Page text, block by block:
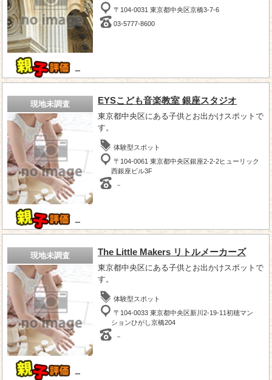
－
〒104-0031 東京都中央区京橋3-7-6
03-5777-8600
現地未調査
－
EYSこども音楽教室 銀座スタジオ
東京都中央区にある子供とお出かけスポットで
す。
体験型スポット
〒104-0061 東京都中央区銀座2-2-2ヒューリック
西銀座ビル3F
－
現地未調査
－
The Little Makers リトルメーカーズ
東京都中央区にある子供とお出かけスポットで
す。
体験型スポット
〒104-0033 東京都中央区新川2-19-11初穂マン
ションひがし京橋204
－